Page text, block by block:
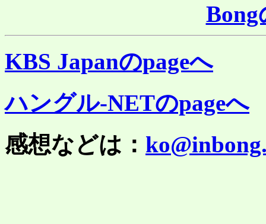
KBS Japanのpageへ
ハングル-NETのpageへ
感想などは：